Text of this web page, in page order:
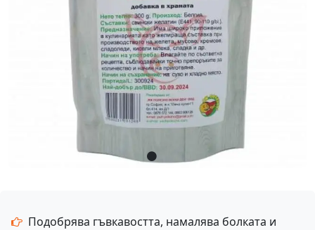
Подобрява гъвкавостта, намалява болката и